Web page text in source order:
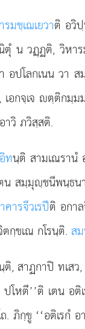
มชฺเฌเยวาติ อวิ
น วฏฺฏติ, วิหาร
า อปโลกเนน
เอกจฺเจ ตฺติก
วิ ภวิสฺสติ.
อิทนฺติ สามเณรานํ
น สมฺมุฺชนีพนฺธ
ารจีวเรปีติ อกา
กฺขเณ กโรนฺติ. ส
, สาฏกาปิ ทเสว
โหตี’’ติ เตน อ
. ภิกฺขู ‘‘อติเร